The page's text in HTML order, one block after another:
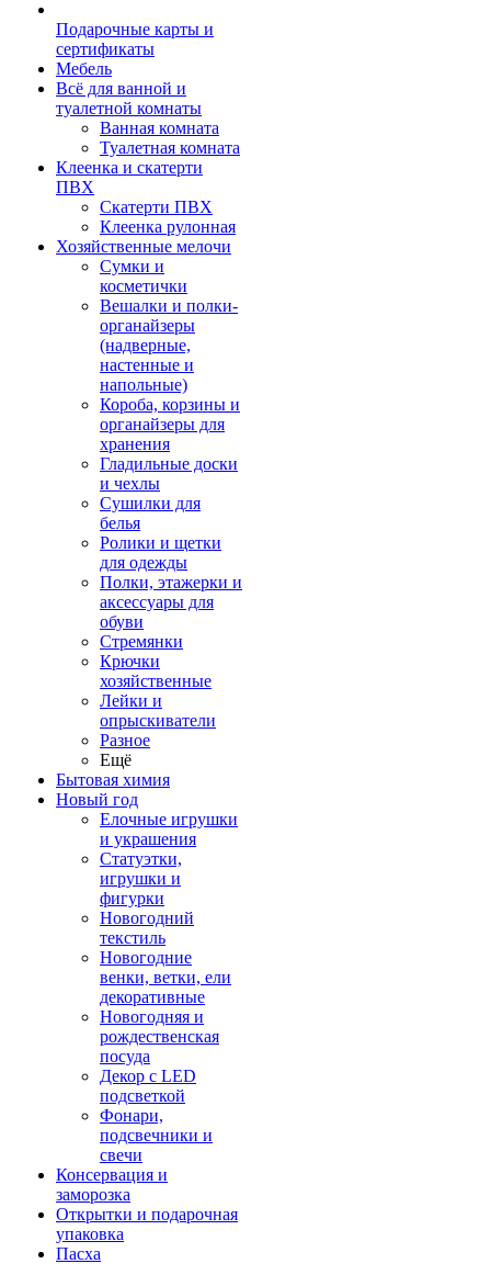
Подарочные карты и
сертификаты
Мебель
Всё для ванной и
туалетной комнаты
Ванная комната
Туалетная комната
Клеенка и скатерти
ПВХ
Скатерти ПВХ
Клеенка рулонная
Хозяйственные мелочи
Сумки и
косметички
Вешалки и полки-
органайзеры
(надверные,
настенные и
напольные)
Короба, корзины и
органайзеры для
хранения
Гладильные доски
и чехлы
Сушилки для
белья
Ролики и щетки
для одежды
Полки, этажерки и
аксессуары для
обуви
Стремянки
Крючки
хозяйственные
Лейки и
опрыскиватели
Разное
Ещё
Бытовая химия
Новый год
Елочные игрушки
и украшения
Статуэтки,
игрушки и
фигурки
Новогодний
текстиль
Новогодние
венки, ветки, ели
декоративные
Новогодняя и
рождественская
посуда
Декор с LED
подсветкой
Фонари,
подсвечники и
свечи
Консервация и
заморозка
Открытки и подарочная
упаковка
Пасха